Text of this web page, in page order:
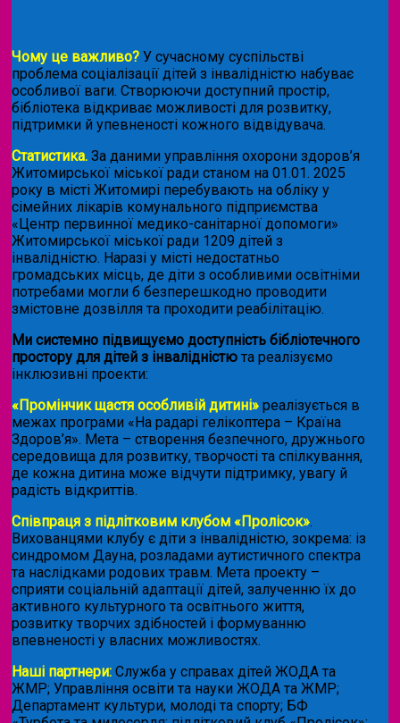
Чому це важливо? У сучасному суспільстві
проблема соціалізації дітей з інвалідністю набуває
особливої ваги. Створюючи доступний простір,
бібліотека відкриває можливості для розвитку,
підтримки й упевненості кожного відвідувача.
Статистика. За даними управління охорони здоров’я
Житомирської міської ради станом на 01.01. 2025
року в місті Житомирі перебувають на обліку у
сімейних лікарів комунального підприємства
«Центр первинної медико-санітарної допомоги»
Житомирської міської ради 1209 дітей з
інвалідністю. Наразі у місті недостатньо
громадських місць, де діти з особливими освітніми
потребами могли б безперешкодно проводити
змістовне дозвілля та проходити реабілітацію.
Ми системно підвищуємо доступність бібліотечного
простору для дітей з інвалідністю та реалізуємо
інклюзивні проекти:
«Промінчик щастя особливій дитині» реалізується в
межах програми «На радарі гелікоптера – Країна
Здоров’я». Мета – створення безпечного, дружнього
середовища для розвитку, творчості та спілкування,
де кожна дитина може відчути підтримку, увагу й
радість відкриттів.
Співпраця з підлітковим клубом «Пролісок».
Вихованцями клубу є діти з інвалідністю, зокрема: із
синдромом Дауна, розладами аутистичного спектра
та наслідками родових травм. Мета проекту –
сприяти соціальній адаптації дітей, залученню їх до
активного культурного та освітнього життя,
розвитку творчих здібностей і формуванню
впевненості у власних можливостях.
Наші партнери: Служба у справах дітей ЖОДА та
ЖМР; Управління освіти та науки ЖОДА та ЖМР;
Департамент культури, молоді та спорту; БФ